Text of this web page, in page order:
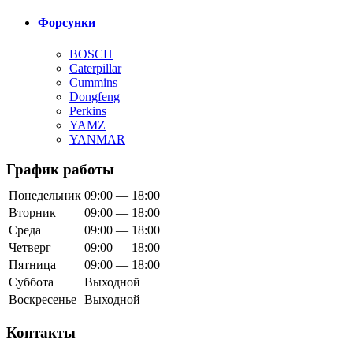
Форсунки
BOSCH
Caterpillar
Cummins
Dongfeng
Perkins
YAMZ
YANMAR
График работы
Понедельник 09:00 — 18:00
Вторник
09:00 — 18:00
Среда
09:00 — 18:00
Четверг
09:00 — 18:00
Пятница
09:00 — 18:00
Суббота
Выходной
Воскресенье Выходной
Контакты